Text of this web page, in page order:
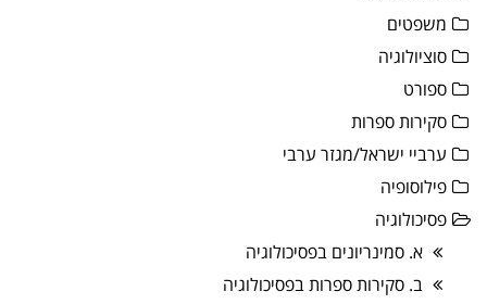
משפטים
סוציולוגיה
ספורט
סקירות ספרות
ערביי ישראל/מגזר ערבי
פילוסופיה
פסיכולוגיה
א. סמינריונים בפסיכולוגיה
ב. סקירות ספרות בפסיכולוגיה